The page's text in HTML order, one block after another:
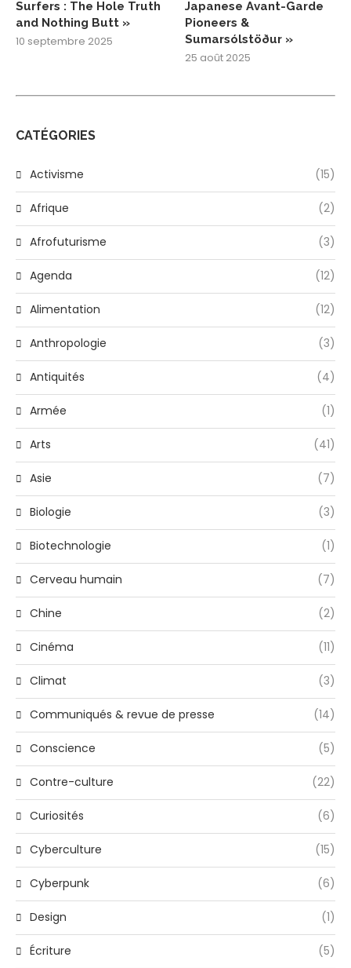
Surfers : The Hole Truth
and Nothing Butt »
10 septembre 2025
Japanese Avant-Garde
Pioneers &
Sumarsólstöður »
25 août 2025
CATÉGORIES
Activisme (15)
Afrique (2)
Afrofuturisme (3)
Agenda (12)
Alimentation (12)
Anthropologie (3)
Antiquités (4)
Armée (1)
Arts (41)
Asie (7)
Biologie (3)
Biotechnologie (1)
Cerveau humain (7)
Chine (2)
Cinéma (11)
Climat (3)
Communiqués & revue de presse (14)
Conscience (5)
Contre-culture (22)
Curiosités (6)
Cyberculture (15)
Cyberpunk (6)
Design (1)
Écriture (5)